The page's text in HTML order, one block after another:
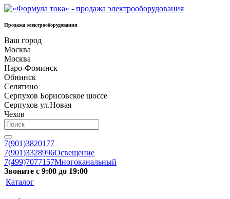
Продажа электрооборудования
Ваш город
Москва
Москва
Наро-Фоминск
Обнинск
Селятино
Серпухов Борисовское шоссе
Серпухов ул.Новая
Чехов
7(901)3820177
7(901)3328996Освещение
7(499)7077157Многоканальный
Звоните с 9:00 до 19:00
Каталог